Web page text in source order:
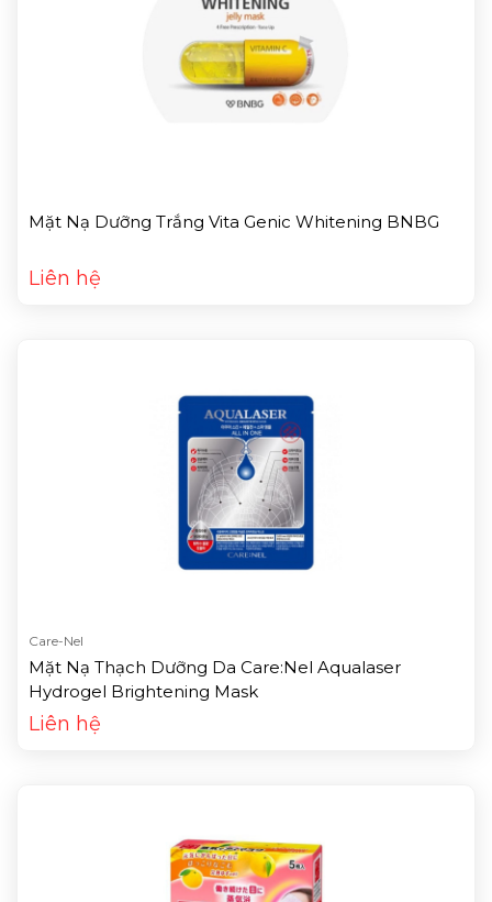
Mặt Nạ Dưỡng Trắng Vita Genic Whitening BNBG
Liên hệ
Care-Nel
Mặt Nạ Thạch Dưỡng Da Care:Nel Aqualaser
Hydrogel Brightening Mask
Liên hệ